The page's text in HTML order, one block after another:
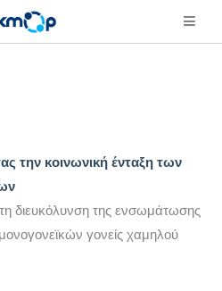
την κοινωνική ένταξη των
διευκόλυνση της ενσωμάτωσης
γονείς χαμηλού